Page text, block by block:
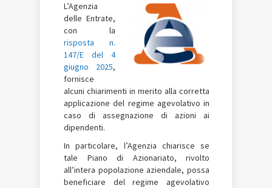
L’Agenzia
delle Entrate,
con la
risposta n.
147/E del 4
giugno 2025,
fornisce
alcuni chiarimenti in merito alla corretta
applicazione del regime agevolativo in
caso di assegnazione di azioni ai
dipendenti.
In particolare, l’Agenzia chiarisce se
tale Piano di Azionariato, rivolto
all’intera popolazione aziendale, possa
beneficiare del regime agevolativo